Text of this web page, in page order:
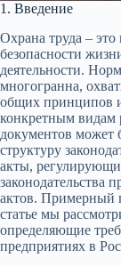
1. Введение
Охрана труда – это
безопасности
деятельности.
многогранна,
общих принципов
конкретным видам
документов может
структуру
акты,
законодательства
актов. Примерный
статье мы
определяющие
предприятиях в